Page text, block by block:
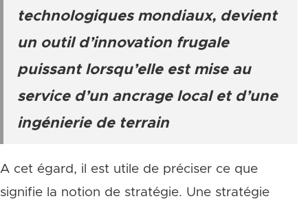
technologiques mondiaux, devient
un outil d’innovation frugale
puissant lorsqu’elle est mise au
service d’un ancrage local et d’une
ingénierie de terrain
A cet égard, il est utile de préciser ce que
signifie la notion de stratégie. Une stratégie